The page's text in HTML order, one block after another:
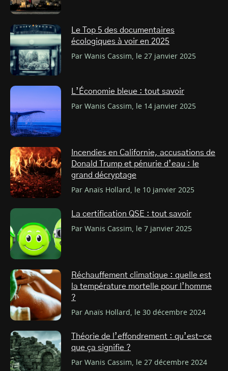
Le Top 5 des documentaires
écologiques à voir en 2025
Par Wanis Cassim, le 27 janvier 2025
L’Économie bleue : tout savoir
Par Wanis Cassim, le 14 janvier 2025
Incendies en Californie, accusations de
Donald Trump et pénurie d’eau : le
grand décryptage
Par Anaïs Hollard, le 10 janvier 2025
La certification QSE : tout savoir
Par Wanis Cassim, le 7 janvier 2025
Réchauffement climatique : quelle est
la température mortelle pour l’homme
?
Par Anaïs Hollard, le 30 décembre 2024
Théorie de l’effondrement : qu’est-ce
que ça signifie ?
Par Wanis Cassim, le 27 décembre 2024